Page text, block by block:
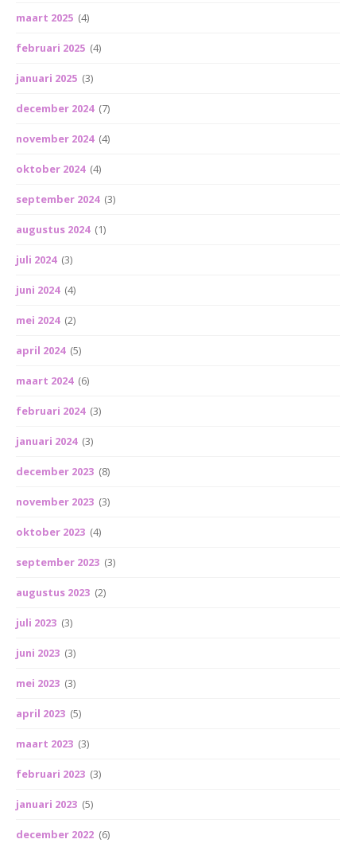
maart 2025 (4)
februari 2025 (4)
januari 2025 (3)
december 2024 (7)
november 2024 (4)
oktober 2024 (4)
september 2024 (3)
augustus 2024 (1)
juli 2024 (3)
juni 2024 (4)
mei 2024 (2)
april 2024 (5)
maart 2024 (6)
februari 2024 (3)
januari 2024 (3)
december 2023 (8)
november 2023 (3)
oktober 2023 (4)
september 2023 (3)
augustus 2023 (2)
juli 2023 (3)
juni 2023 (3)
mei 2023 (3)
april 2023 (5)
maart 2023 (3)
februari 2023 (3)
januari 2023 (5)
december 2022 (6)